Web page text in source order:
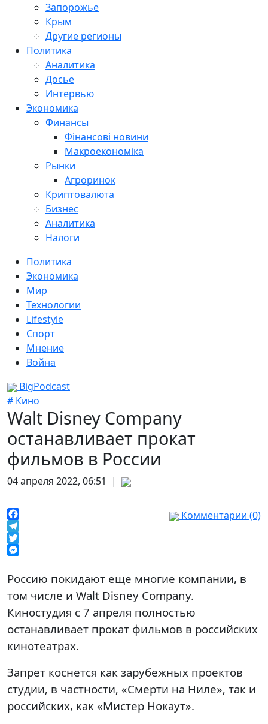
Запорожье
Крым
Другие регионы
Политика
Аналитика
Досье
Интервью
Экономика
Финансы
Фінансові новини
Макроекономіка
Рынки
Агроринок
Криптовалюта
Бизнес
Аналитика
Налоги
Политика
Экономика
Мир
Технологии
Lifestyle
Спорт
Мнение
Война
BigPodcast
# Кино
Walt Disney Company
останавливает прокат
фильмов в России
04 апреля 2022, 06:51 |
Facebook
Telegram
Twitter
Комментарии (0)
Россию покидают еще многие компании, в
том числе и Walt Disney Company.
Киностудия с 7 апреля полностью
останавливает прокат фильмов в российских
кинотеатрах.
Запрет коснется как зарубежных проектов
студии, в частности, «Смерти на Ниле», так и
российских, как «Мистер Нокаут».